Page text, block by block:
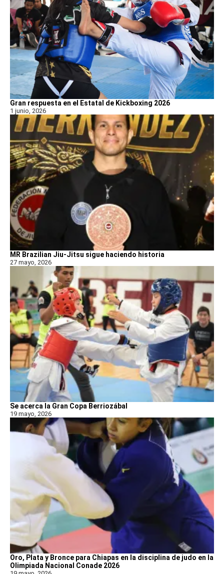
Gran respuesta en el Estatal de Kickboxing 2026
1 junio, 2026
MR Brazilian Jiu-Jitsu sigue haciendo historia
27 mayo, 2026
Se acerca la Gran Copa Berriozábal
19 mayo, 2026
Oro, Plata y Bronce para Chiapas en la disciplina de judo en la
Olimpiada Nacional Conade 2026